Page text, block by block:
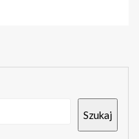
Szukaj